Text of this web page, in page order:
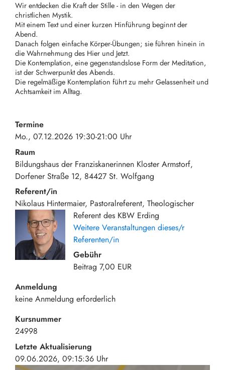
Wir entdecken die Kraft der Stille - in den Wegen der
christlichen Mystik.
Mit einem Text und einer kurzen Hinführung beginnt der
Abend.
Danach folgen einfache Körper-Übungen; sie führen hinein in
die Wahrnehmung des Hier und Jetzt.
Die Kontemplation, eine gegenstandslose Form der Meditation,
ist der Schwerpunkt des Abends.
Die regelmäßige Kontemplation führt zu mehr Gelassenheit und
Achtsamkeit im Alltag.
Termine
Mo., 07.12.2026 19:30-21:00 Uhr
Raum
Bildungshaus der Franziskanerinnen Kloster Armstorf
Dorfener Straße 12 84427 St. Wolfgang
Referent/in
Nikolaus Hintermaier, Pastoralreferent, Theologischer
Referent des KBW Erding
Weitere Veranstaltungen dieses/r
Referenten/in
Gebühr
Beitrag 7,00 EUR
Anmeldung
keine Anmeldung erforderlich
Kursnummer
24998
Letzte Aktualisierung
09.06.2026, 09:15:36 Uhr